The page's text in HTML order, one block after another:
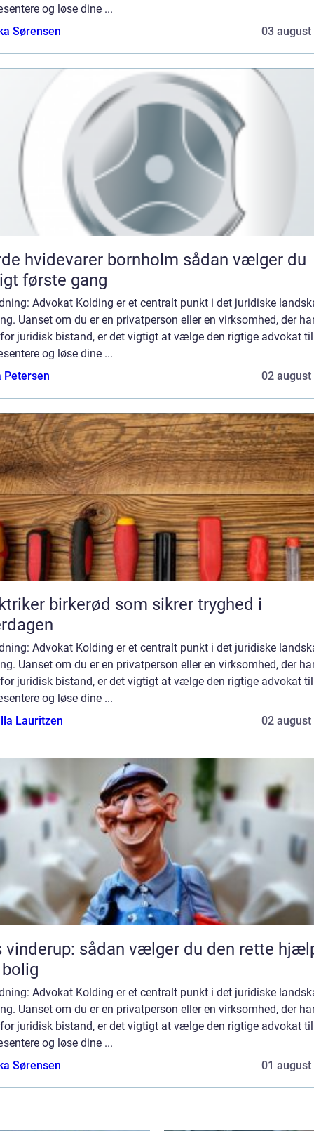
og løse dine ...
Sørensen
03 august
hvidevarer bornholm sådan vælger du
første gang
Advokat Kolding er et centralt punkt i det juridiske
Uanset om du er en privatperson eller en virksomhed, der
juridisk bistand, er det vigtigt at vælge den rigtige advokat
og løse dine ...
Petersen
02 august
birkerød som sikrer tryghed i
Advokat Kolding er et centralt punkt i det juridiske
Uanset om du er en privatperson eller en virksomhed, der
juridisk bistand, er det vigtigt at vælge den rigtige advokat
og løse dine ...
Lauritzen
02 august
vinderup: sådan vælger du den rette
Advokat Kolding er et centralt punkt i det juridiske
Uanset om du er en privatperson eller en virksomhed, der
juridisk bistand, er det vigtigt at vælge den rigtige advokat
og løse dine ...
Sørensen
01 august